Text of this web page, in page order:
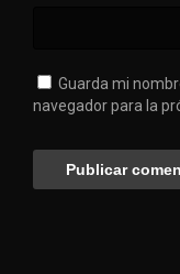
Guarda mi
navegador para la